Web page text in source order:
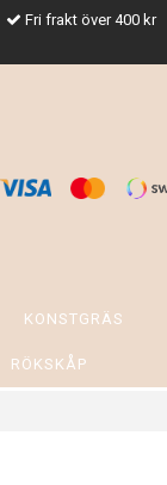
Fri frakt över 400 kr
KONSTGRÄS
RÖKSKÅP